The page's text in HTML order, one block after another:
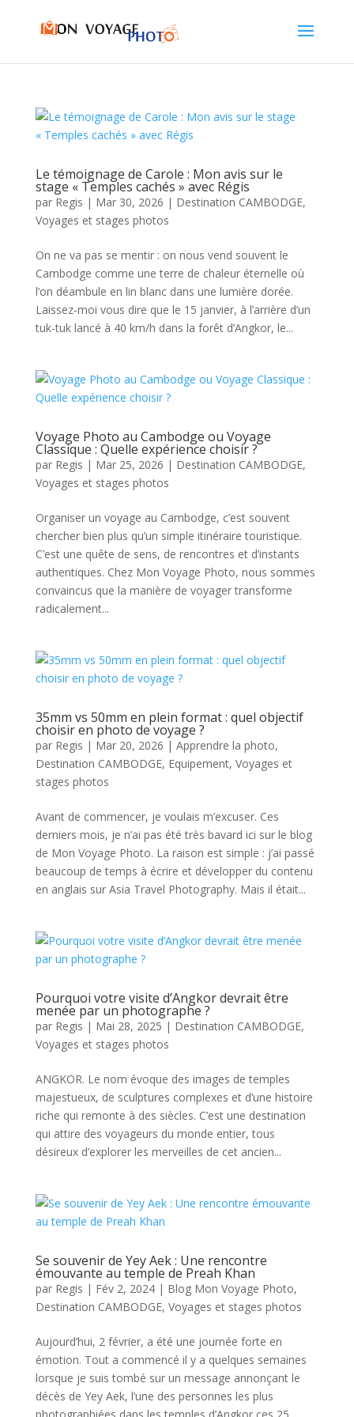
Le témoignage de Carole : Mon avis sur le
stage « Temples cachés » avec Régis
par Regis | Mar 30, 2026 | Destination CAMBODGE,
Voyages et stages photos
On ne va pas se mentir : on nous vend souvent le
Cambodge comme une terre de chaleur éternelle où
l’on déambule en lin blanc dans une lumière dorée.
Laissez-moi vous dire que le 15 janvier, à l’arrière d’un
tuk-tuk lancé à 40 km/h dans la forêt d’Angkor, le...
Voyage Photo au Cambodge ou Voyage
Classique : Quelle expérience choisir ?
par Regis | Mar 25, 2026 | Destination CAMBODGE,
Voyages et stages photos
Organiser un voyage au Cambodge, c’est souvent
chercher bien plus qu’un simple itinéraire touristique.
C’est une quête de sens, de rencontres et d’instants
authentiques. Chez Mon Voyage Photo, nous sommes
convaincus que la manière de voyager transforme
radicalement...
35mm vs 50mm en plein format : quel objectif
choisir en photo de voyage ?
par Regis | Mar 20, 2026 | Apprendre la photo,
Destination CAMBODGE, Equipement, Voyages et
stages photos
Avant de commencer, je voulais m’excuser. Ces
derniers mois, je n’ai pas été très bavard ici sur le blog
de Mon Voyage Photo. La raison est simple : j’ai passé
beaucoup de temps à écrire et développer du contenu
en anglais sur Asia Travel Photography. Mais il était...
Pourquoi votre visite d’Angkor devrait être
menée par un photographe ?
par Regis | Mai 28, 2025 | Destination CAMBODGE,
Voyages et stages photos
ANGKOR. Le nom évoque des images de temples
majestueux, de sculptures complexes et d’une histoire
riche qui remonte à des siècles. C’est une destination
qui attire des voyageurs du monde entier, tous
désireux d’explorer les merveilles de cet ancien...
Se souvenir de Yey Aek : Une rencontre
émouvante au temple de Preah Khan
par Regis | Fév 2, 2024| Blog Mon Voyage Photo,
Destination CAMBODGE, Voyages et stages photos
Aujourd’hui, 2 février, a été une journée forte en
émotion. Tout a commencé il y a quelques semaines
lorsque je suis tombé sur un message annonçant le
décès de Yey Aek, l’une des personnes les plus